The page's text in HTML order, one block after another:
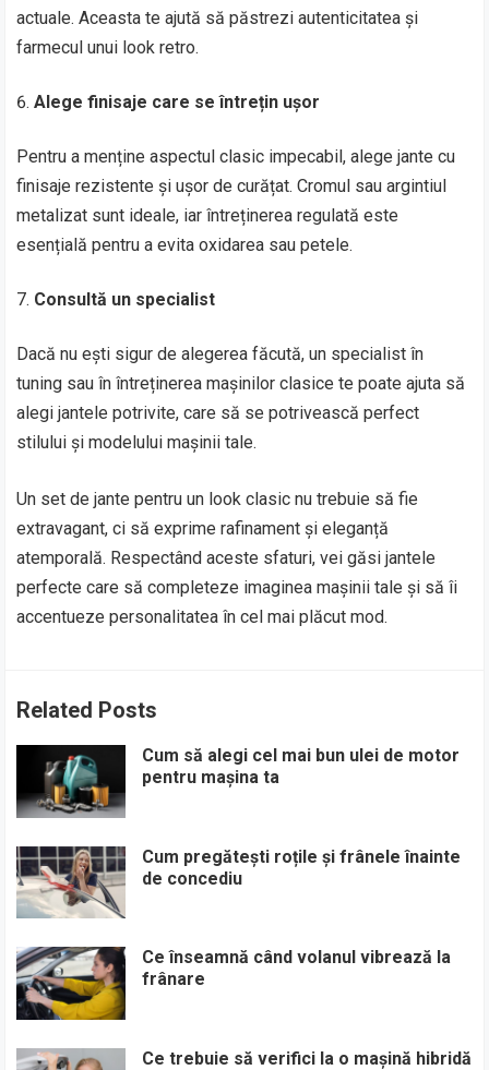
actuale. Aceasta te ajută să păstrezi autenticitatea și
farmecul unui look retro.
Alege finisaje care se întrețin ușor
Pentru a menține aspectul clasic impecabil, alege jante cu
finisaje rezistente și ușor de curățat. Cromul sau argintiul
metalizat sunt ideale, iar întreținerea regulată este
esențială pentru a evita oxidarea sau petele.
Consultă un specialist
Dacă nu ești sigur de alegerea făcută, un specialist în
tuning sau în întreținerea mașinilor clasice te poate ajuta să
alegi jantele potrivite, care să se potrivească perfect
stilului și modelului mașinii tale.
Un set de jante pentru un look clasic nu trebuie să fie
extravagant, ci să exprime rafinament și eleganță
atemporală. Respectând aceste sfaturi, vei găsi jantele
perfecte care să completeze imaginea mașinii tale și să îi
accentueze personalitatea în cel mai plăcut mod.
Related Posts
Cum să alegi cel mai bun ulei de motor
pentru mașina ta
Cum pregătești roțile și frânele înainte
de concediu
Ce înseamnă când volanul vibrează la
frânare
Ce trebuie să verifici la o mașină hibridă